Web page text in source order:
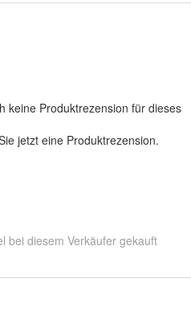
keine Produktrezension für dieses
jetzt eine Produktrezension.
bei diesem Verkäufer gekauft